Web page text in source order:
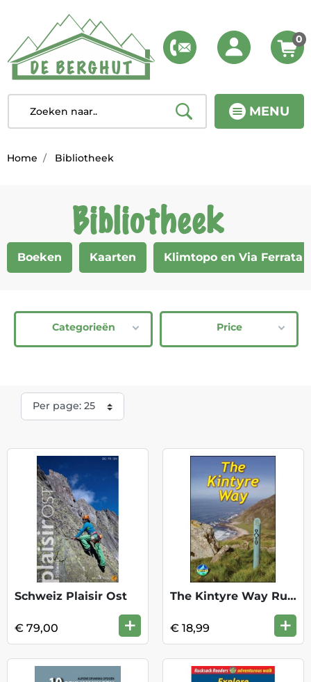
MENU
0
Home Bibliotheek
Bibliotheek
Boeken Kaarten Klimtopo en Via Ferrata
Categorieën Price
Schweiz Plaisir Ost
€ 79,00 +
The Kintyre Way Rucksack Readers
€ 18,99 +